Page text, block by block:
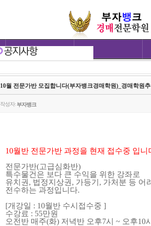
10월 전문가반 모집합니다(부자뱅크경매학원)_경매학원
작성자: 부자뱅크
10월반 전문가반 과정을 현재 접수중 입니
전문가반(고급심화반)
특수물건은 보다 큰 수익을 위한 강좌로
유치권, 법정지상권, 가등기, 가처분 등
전수하는 과정입니다.
[개강일 : 10월반 수시접수중 ]
수강료 : 55만원
오전반 매주(화) 저녁반 오후7시 ~ 오후10시